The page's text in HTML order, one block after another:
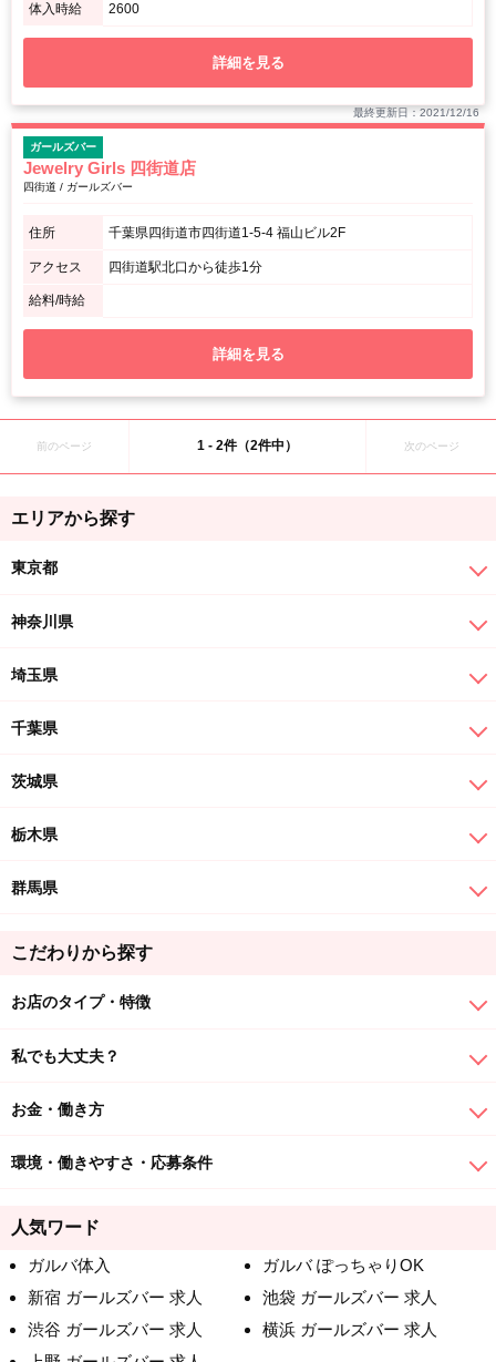
体入時給 2600
詳細を見る
最終更新日：2021/12/16
ガールズバー
Jewelry Girls 四街道店
四街道 / ガールズバー
住所 千葉県四街道市四街道1-5-4 福山ビル2F
アクセス 四街道駅北口から徒歩1分
給料/時給
詳細を見る
前のページ 1 - 2件（2件中） 次のページ
エリアから探す
東京都
神奈川県
埼玉県
千葉県
茨城県
栃木県
群馬県
こだわりから探す
お店のタイプ・特徴
私でも大丈夫？
お金・働き方
環境・働きやすさ・応募条件
人気ワード
ガルバ体入
ガルバ ぽっちゃりOK
新宿 ガールズバー 求人
池袋 ガールズバー 求人
渋谷 ガールズバー 求人
横浜 ガールズバー 求人